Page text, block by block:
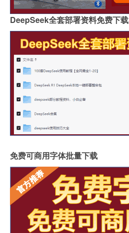
DeepSeek全套部署资料免费下载
免费可商用字体批量下载